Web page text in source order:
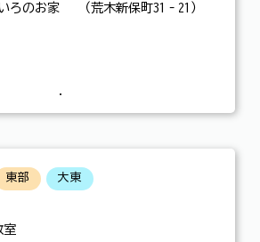
ろのお家 （荒木新保町31‐21）
東部 大東
室